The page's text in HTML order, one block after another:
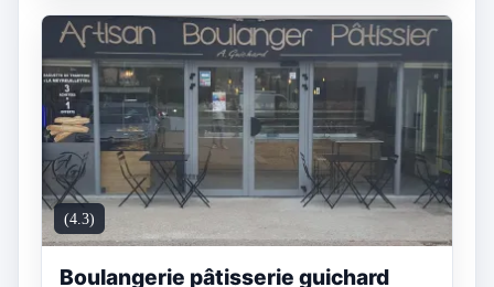
(4.3)
Boulangerie pâtisserie guichard